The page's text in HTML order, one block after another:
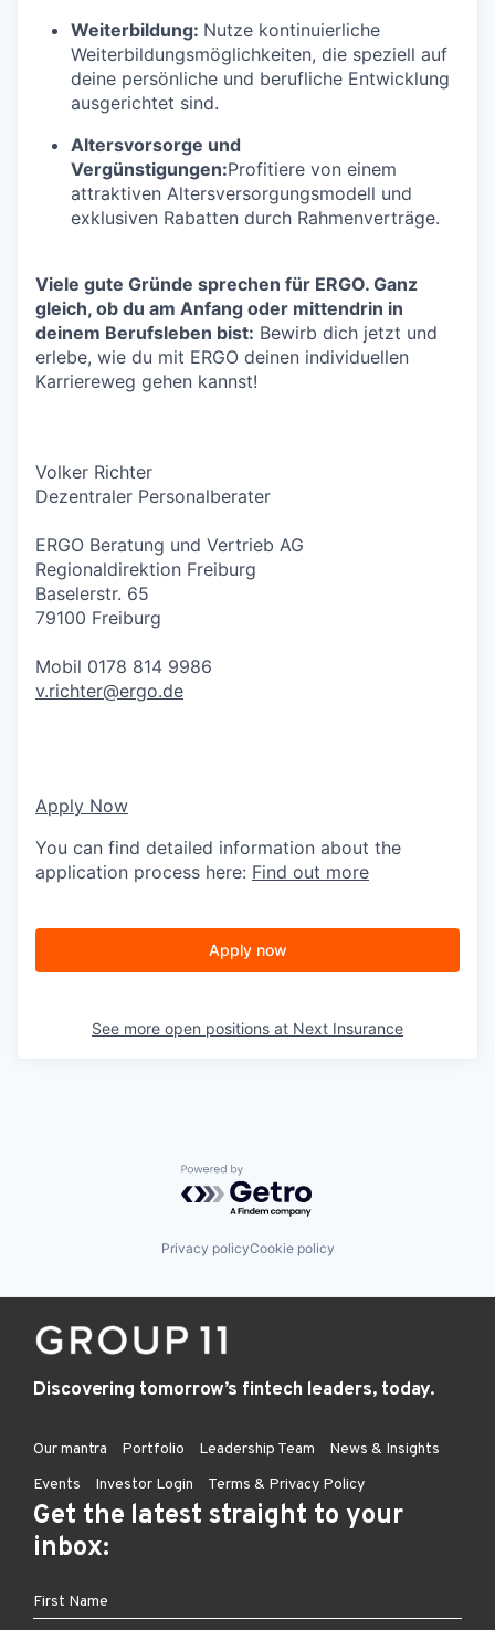
Weiterbildung: Nutze kontinuierliche
Weiterbildungsmöglichkeiten, die speziell auf
deine persönliche und berufliche Entwicklung
ausgerichtet sind.
Altersvorsorge und
Vergünstigungen:Profitiere von einem
attraktiven Altersversorgungsmodell und
exklusiven Rabatten durch Rahmenverträge.
Viele gute Gründe sprechen für ERGO. Ganz
gleich, ob du am Anfang oder mittendrin in
deinem Berufsleben bist: Bewirb dich jetzt und
erlebe, wie du mit ERGO deinen individuellen
Karriereweg gehen kannst!
Volker Richter
Dezentraler Personalberater
ERGO Beratung und Vertrieb AG
Regionaldirektion Freiburg
Baselerstr. 65
79100 Freiburg
Mobil 0178 814 9986
v.richter@ergo.de
Apply Now
You can find detailed information about the
application process here: Find out more
Apply now
See more open positions at Next Insurance
Powered by Getro.com
Privacy policyCookie policy
Discovering tomorrow’s fintech leaders, today.
Our mantra Portfolio Leadership Team
News & Insights
Events
Investor Login Terms & Privacy Policy
Get the latest straight to your
inbox: